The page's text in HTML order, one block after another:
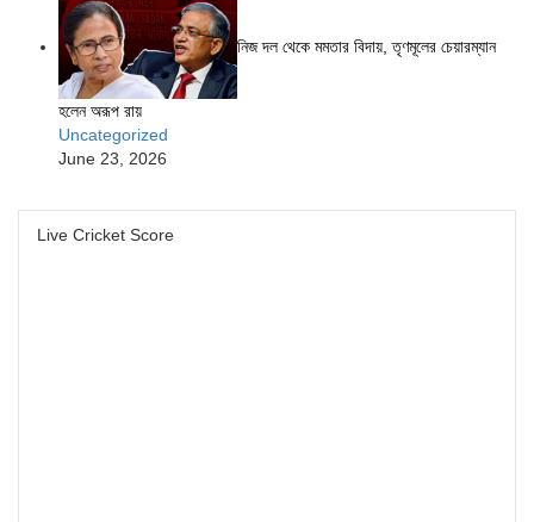
নিজ দল থেকে মমতার বিদায়, তৃণমূলের চেয়ারম্যান
হলেন অরূপ রায়
Uncategorized
June 23, 2026
Live Cricket Score